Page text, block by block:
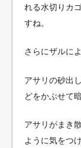
れる水切りカ
すね。
さらにザルに
アサリの砂出
どをかぶせて
アサリがまき
ように気をつ